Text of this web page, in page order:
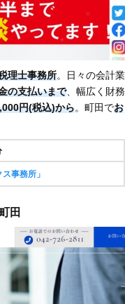
理士事務所。日々の会計業
の支払いまで、幅広く財務
円(税込)から。町田でお
事務所」
田